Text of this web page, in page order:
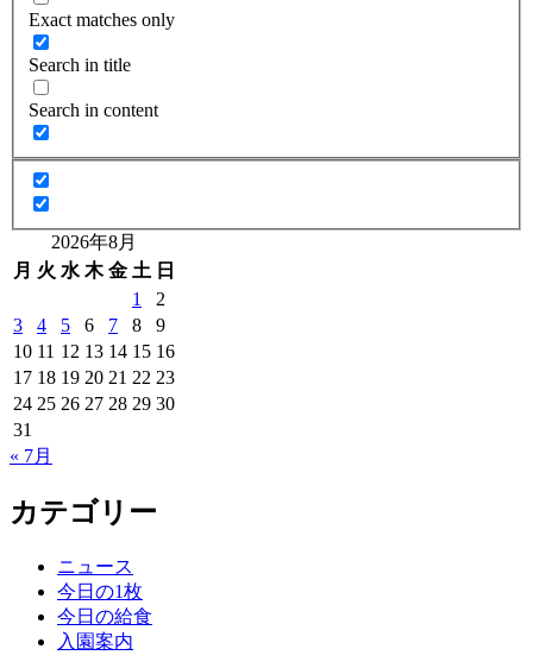
Exact matches only
Search in title
Search in content
2026年8月
月 火 水 木 金 土 日
1
2
3
4 5 6 7 8
9
10 11 12 13 14 15 16
17 18 19 20 21 22 23
24 25 26 27 28 29 30
31
« 7月
カテゴリー
ニュース
今日の1枚
今日の給食
入園案内